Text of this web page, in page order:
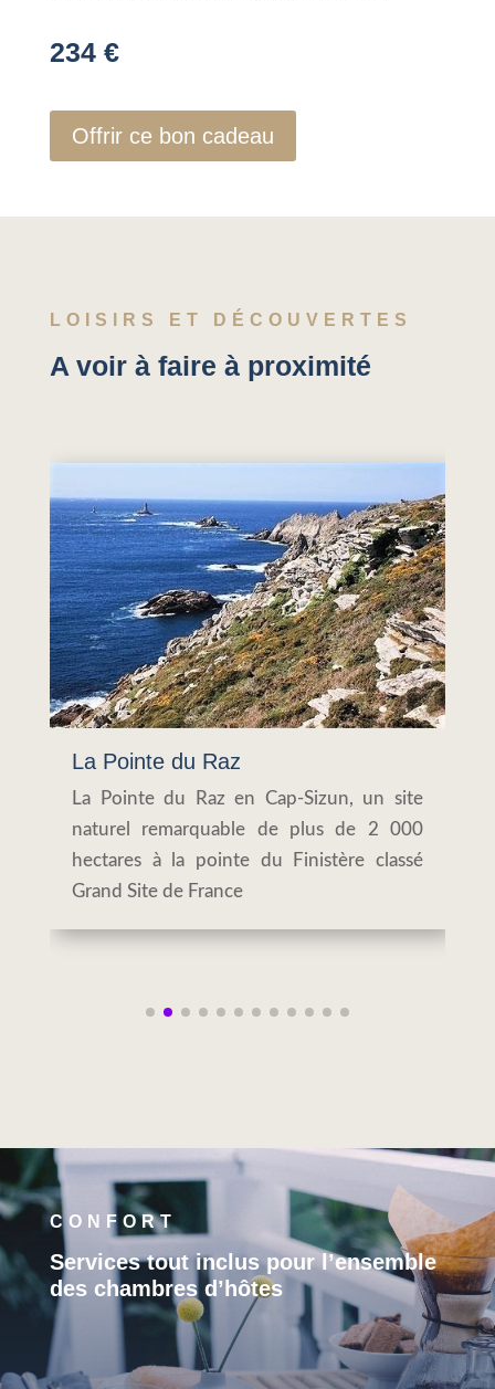
234 €
Offrir ce bon cadeau
LOISIRS ET DÉCOUVERTES
A voir à faire à proximité
La Pointe du Raz
La Pointe du Raz en Cap-Sizun, un site
naturel remarquable de plus de 2 000
hectares à la pointe du Finistère classé
Grand Site de France
CONFORT
Services tout inclus pour l’ensemble
des chambres d’hôtes